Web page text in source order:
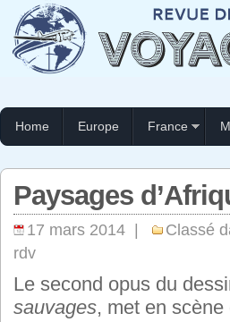
Home Europe France
Paysages
17 mars 2014 | Classé
rdv
Le second opus du
sauvages, met en